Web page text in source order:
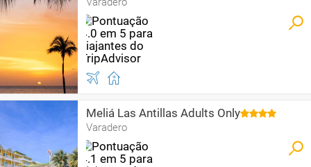
Meliá Las Antillas Adults Only
Varadero